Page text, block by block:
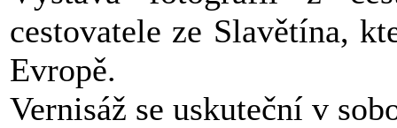
cestovatele ze Slavětína,
Evropě.
Vernisáž se uskuteční v